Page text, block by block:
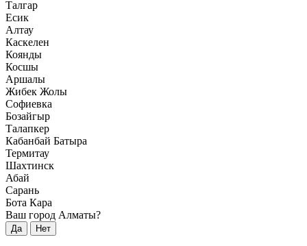
Талгар
Есик
Алтау
Каскелен
Коянды
Косшы
Аршалы
Жибек Жолы
Софиевка
Бозайгыр
Талапкер
Кабанбай Батыра
Термитау
Шахтинск
Абай
Сарань
Бота Кара
Ваш город Алматы?
Да Нет